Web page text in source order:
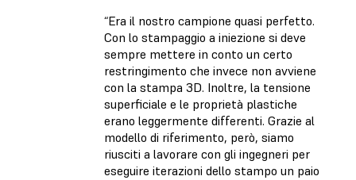
“Era il nostro campione quasi perfetto.
Con lo stampaggio a iniezione si deve
sempre mettere in conto un certo
restringimento che invece non avviene
con la stampa 3D. Inoltre, la tensione
superficiale e le proprietà plastiche
erano leggermente differenti. Grazie al
modello di riferimento, però, siamo
riusciti a lavorare con gli ingegneri per
eseguire iterazioni dello stampo un paio